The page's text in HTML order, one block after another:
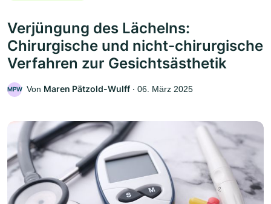
Verjüngung des Lächelns:
Chirurgische und nicht-chirurgische
Verfahren zur Gesichtsästhetik
MPW Von Maren Pätzold-Wulff ‧ 06. März 2025